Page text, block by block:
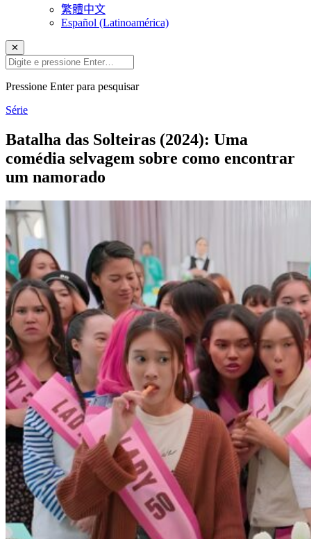
繁體中文
Español (Latinoamérica)
✕
Pressione Enter para pesquisar
Série
Batalha das Solteiras (2024): Uma
comédia selvagem sobre como encontrar
um namorado